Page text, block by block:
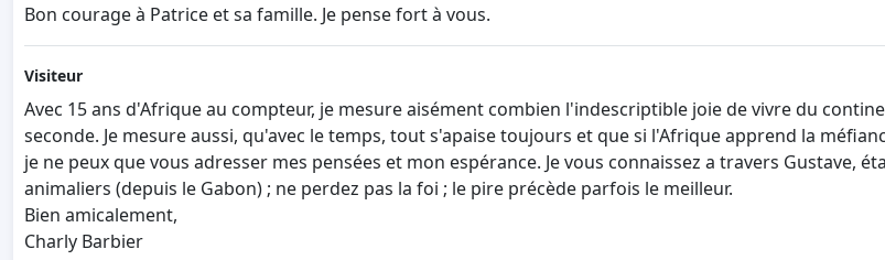
Bon courage à Patrice et sa famille. Je pense fort à vous.
Visiteur
Avec 15 ans d'Afrique au compteur, je mesure aisément combien l'indescriptible joie de vivre du
seconde. Je mesure aussi, qu'avec le temps, tout s'apaise toujours et que si l'Afrique apprend la
je ne peux que vous adresser mes pensées et mon espérance. Je vous connaissez a travers
animaliers (depuis le Gabon) ; ne perdez pas la foi ; le pire précède parfois le meilleur.
Bien amicalement,
Charly Barbier